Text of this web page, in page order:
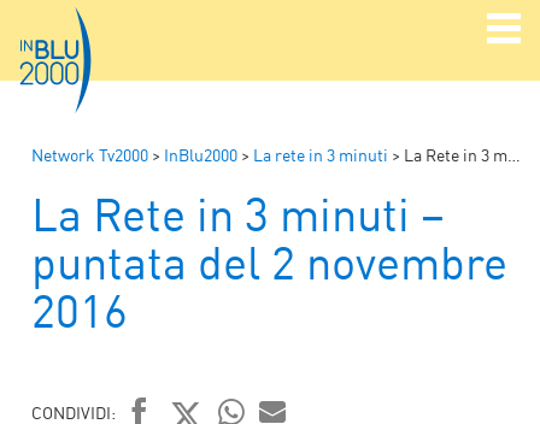
Network Tv2000 > InBlu2000 > La rete in 3 minuti > La Rete in 3 minuti – puntata del 2 novembre 2016
La Rete in 3 minuti –
puntata del 2 novembre
2016
CONDIVIDI: